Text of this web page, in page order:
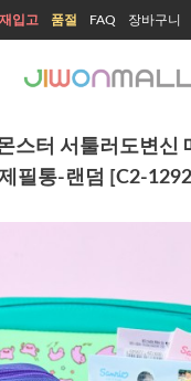
재입고 품절 FAQ 장바구니
스터 서툴러도변신
필통-랜덤 [C2-